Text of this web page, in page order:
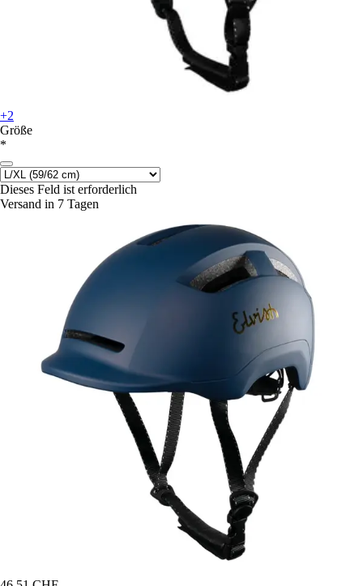
+2
Größe
*
Dieses Feld ist erforderlich
Versand in 7 Tagen